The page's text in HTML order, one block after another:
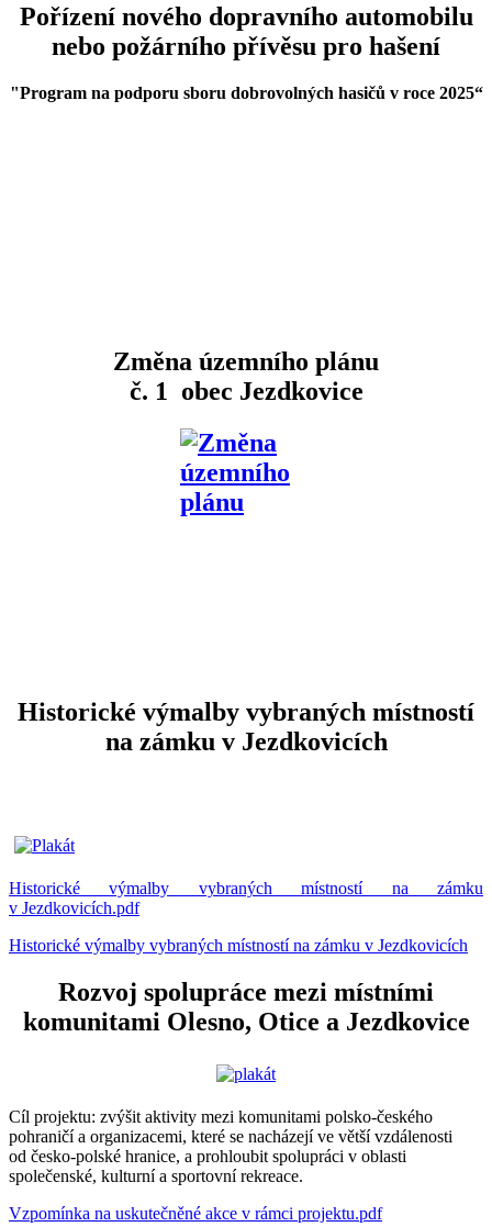
Pořízení nového dopravního automobilu
nebo požárního přívěsu pro hašení
"Program na podporu sboru dobrovolných hasičů v roce 2025“
Změna územního plánu
č. 1 obec Jezdkovice
Historické výmalby vybraných místností
na zámku v Jezdkovicích
Historické výmalby vybraných místností na zámku
v Jezdkovicích.pdf
Historické výmalby vybraných místností na zámku v Jezdkovicích
Rozvoj spolupráce mezi místními
komunitami Olesno, Otice a Jezdkovice
Cíl projektu: zvýšit aktivity mezi komunitami polsko-českého
pohraničí a organizacemi, které se nacházejí ve větší vzdálenosti
od česko-polské hranice, a prohloubit spolupráci v oblasti
společenské, kulturní a sportovní rekreace.
Vzpomínka na uskutečněné akce v rámci projektu.pdf